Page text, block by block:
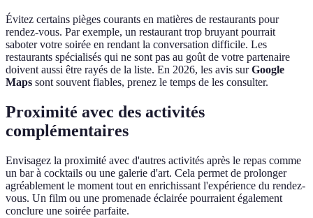
Évitez certains pièges courants en matières de restaurants pour
rendez-vous. Par exemple, un restaurant trop bruyant pourrait
saboter votre soirée en rendant la conversation difficile. Les
restaurants spécialisés qui ne sont pas au goût de votre partenaire
doivent aussi être rayés de la liste. En 2026, les avis surGoogle
Maps sont souvent fiables, prenez le temps de les consulter.
Proximité avec des activités
complémentaires
Envisagez la proximité avec d'autres activités après le repas comme
un bar à cocktails ou une galerie d'art. Cela permet de prolonger
agréablement le moment tout en enrichissant l'expérience du rendez-
vous. Un film ou une promenade éclairée pourraient également
conclure une soirée parfaite.